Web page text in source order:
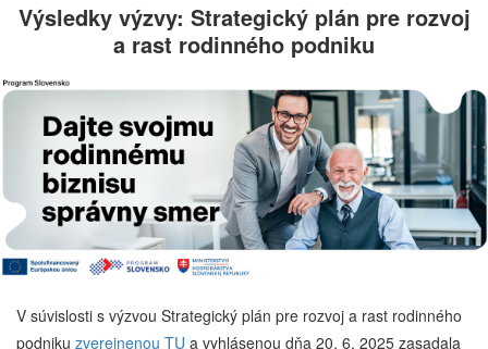
Výsledky výzvy: Strategický plán pre rozvoj
a rast rodinného podniku
V súvislosti s výzvou Strategický plán pre rozvoj a rast rodinného
podniku zverejnenou TU a vyhlásenou dňa 20. 6. 2025 zasadala